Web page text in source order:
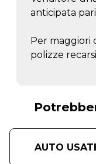
anticipata
Per maggiori
polizze
AUTO